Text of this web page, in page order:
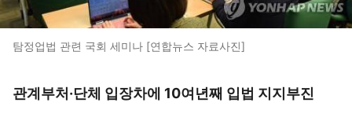
탐정업법 관련 국회 세미나 [연합뉴스 자료사진]
관계부처·단체 입장차에 10여년째 입법 지지부진